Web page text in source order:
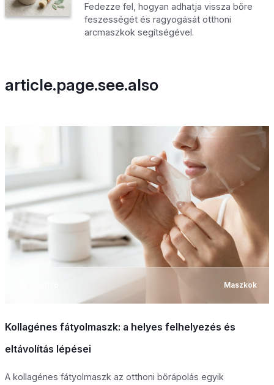
Fedezze fel, hogyan adhatja vissza bőre
feszességét és ragyogását otthoni
arcmaszkok segítségével.
article.page.see.also
Maszkok
Kollagénes fátyolmaszk: a helyes felhelyezés és
eltávolítás lépései
A kollagénes fátyolmaszk az otthoni bőrápolás egyik